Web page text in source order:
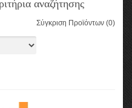
αναζήτησης
Σύγκριση Προϊόντων (0)